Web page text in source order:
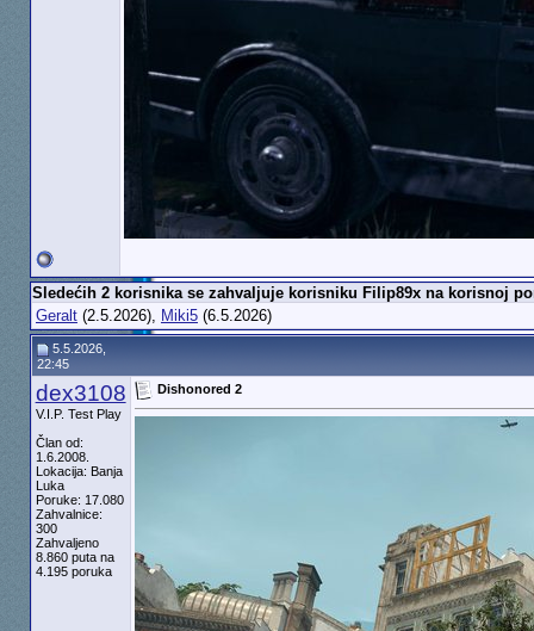
Sledećih 2 korisnika se zahvaljuje korisniku Filip89x na korisnoj
Geralt(2.5.2026), Miki5(6.5.2026)
5.5.2026,
22:45
dex3108
V.I.P. Test Play
Član od:
1.6.2008.
Lokacija: Banja
Luka
Poruke: 17.080
Zahvalnice:
300
Zahvaljeno
8.860 puta na
4.195 poruka
Dishonored 2